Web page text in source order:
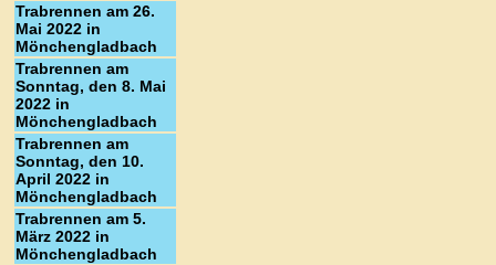
Trabrennen am 26.
Mai 2022 in
Mönchengladbach
Trabrennen am
Sonntag, den 8. Mai
2022 in
Mönchengladbach
Trabrennen am
Sonntag, den 10.
April 2022 in
Mönchengladbach
Trabrennen am 5.
März 2022 in
Mönchengladbach